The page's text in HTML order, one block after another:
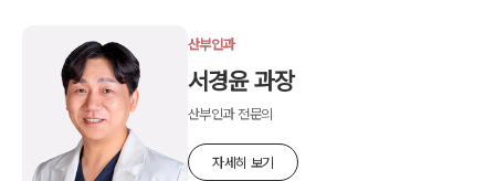
산부인과
서경윤 과장
산부인과 전문의
자세히 보기